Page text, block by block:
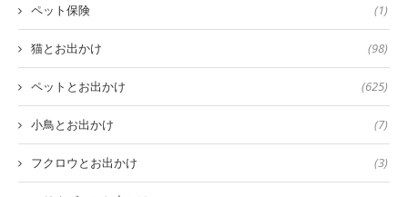
ペット保険 (1)
猫とお出かけ (98)
ペットとお出かけ (625)
小鳥とお出かけ (7)
フクロウとお出かけ (3)